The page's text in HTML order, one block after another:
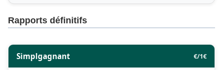
Rapports définitifs
Simplgagnant €/1€